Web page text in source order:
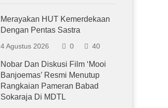
Merayakan HUT Kemerdekaan
Dengan Pentas Sastra
4 Agustus 2026 0 40
Nobar Dan Diskusi Film ‘Mooi
Banjoemas’ Resmi Menutup
Rangkaian Pameran Babad
Sokaraja Di MDTL